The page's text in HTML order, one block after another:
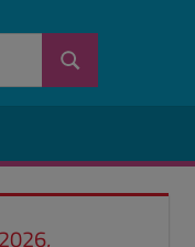
Suchen